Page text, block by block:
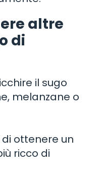
altre
di
il sugo
melanzane o
ottenere un
ricco di